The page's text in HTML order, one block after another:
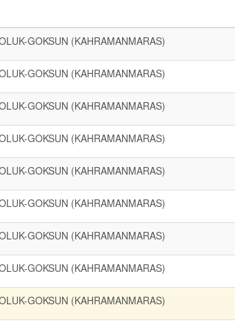
GOKSUN (KAHRAMANMARAS)
GOKSUN (KAHRAMANMARAS)
GOKSUN (KAHRAMANMARAS)
GOKSUN (KAHRAMANMARAS)
GOKSUN (KAHRAMANMARAS)
GOKSUN (KAHRAMANMARAS)
GOKSUN (KAHRAMANMARAS)
GOKSUN (KAHRAMANMARAS)
GOKSUN (KAHRAMANMARAS)